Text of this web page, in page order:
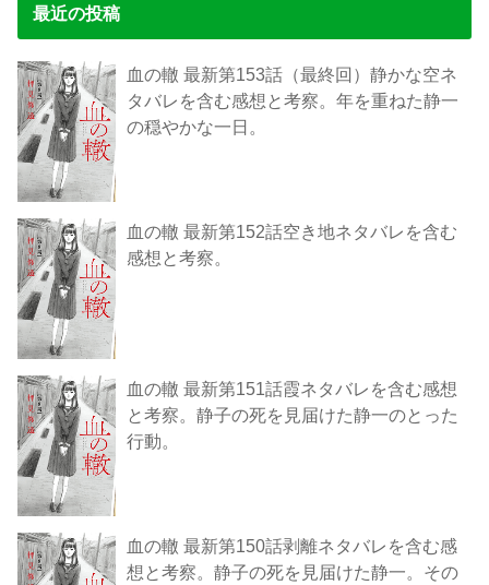
最近の投稿
血の轍 最新第153話（最終回）静かな空ネ
タバレを含む感想と考察。年を重ねた静一
の穏やかな一日。
血の轍 最新第152話空き地ネタバレを含む
感想と考察。
血の轍 最新第151話霞ネタバレを含む感想
と考察。静子の死を見届けた静一のとった
行動。
血の轍 最新第150話剥離ネタバレを含む感
想と考察。静子の死を見届けた静一。その